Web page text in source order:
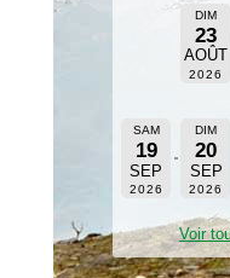
DIM
23
AOÛT
2026
SAM
19
SEP
2026
DIM
20
SEP
2026
Voir